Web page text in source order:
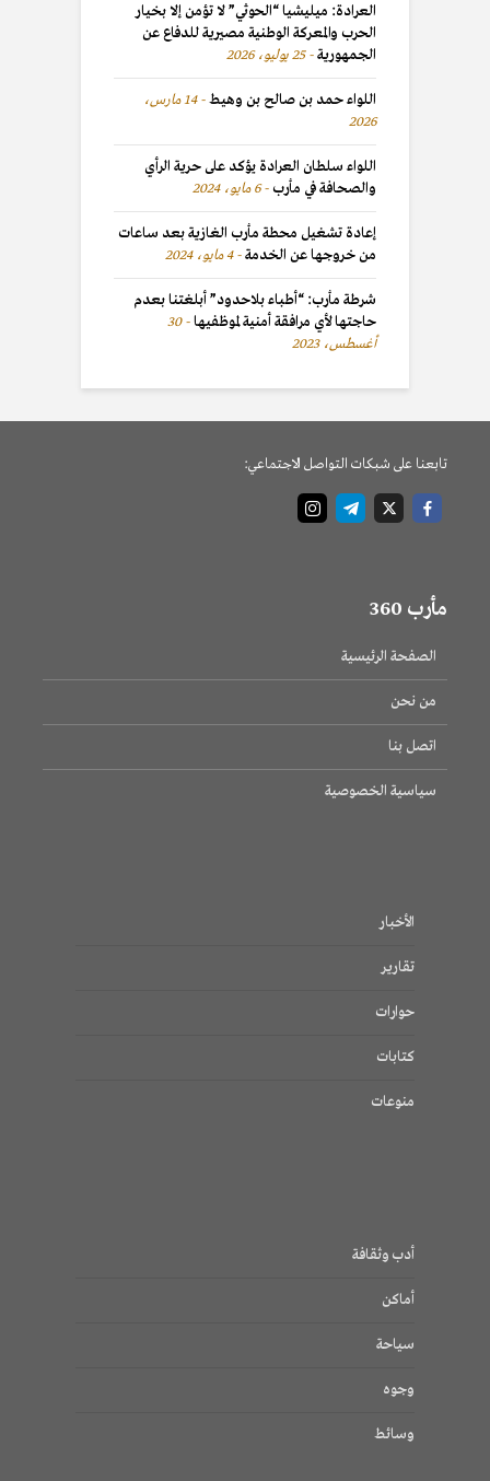
العرادة: ميليشيا “الحوثي” لا تؤمن إلا بخيار
الحرب والمعركة الوطنية مصيرية للدفاع عن
الجمهورية
25 يوليو، 2026
اللواء حمد بن صالح بن وهيط
14 مارس،
2026
اللواء سلطان العرادة يؤكد على حرية الرأي
والصحافة في مأرب
6 مايو، 2024
إعادة تشغيل محطة مأرب الغازية بعد ساعات
من خروجها عن الخدمة
4 مايو، 2024
شرطة مأرب: “أطباء بلاحدود” أبلغتنا بعدم
حاجتها لأي مرافقة أمنية لموظفيها
30
أغسطس، 2023
تابعنا على شبكات التواصل الاجتماعي:
مأرب 360
الصفحة الرئيسية
من نحن
اتصل بنا
سياسية الخصوصية
الأخبار
تقارير
حوارات
كتابات
منوعات
أدب وثقافة
أماكن
سياحة
وجوه
وسائط